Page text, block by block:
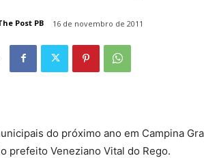
Post PB 16 de novembro de 2011
do próximo ano em Campina
prefeito Veneziano Vital do Rego.